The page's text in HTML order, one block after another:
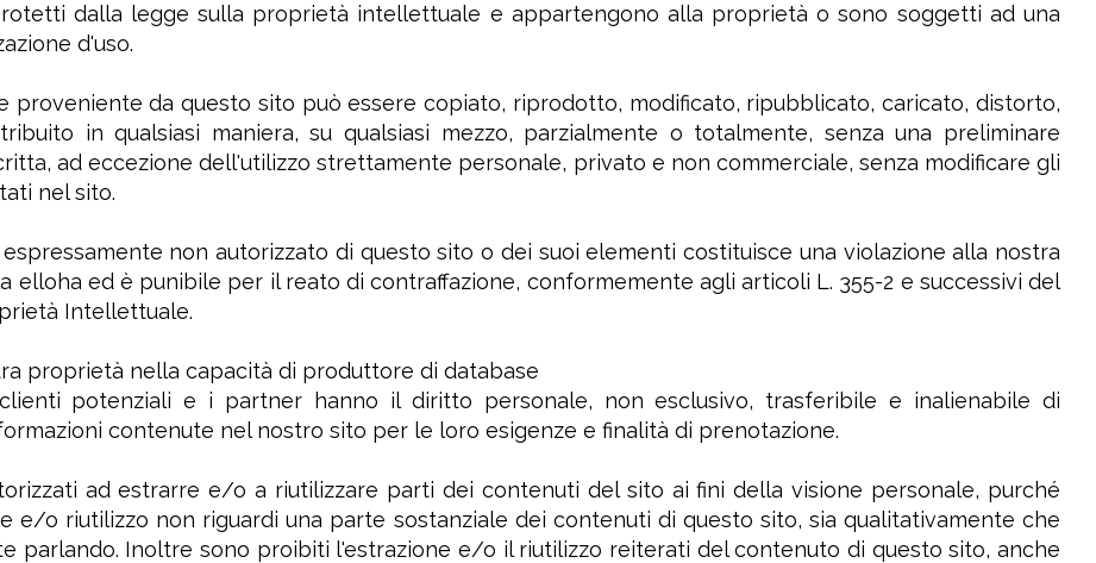
dalla legge sulla proprietà intellettuale e appartengono alla proprietà o sono soggetti ad una
d'uso.
proveniente da questo sito può essere copiato, riprodotto, modificato, ripubblicato, caricato, distorto,
in qualsiasi maniera, su qualsiasi mezzo, parzialmente o totalmente, senza una preliminare
ad eccezione dell'utilizzo strettamente personale, privato e non commerciale, senza modificare gli
nel sito.
espressamente non autorizzato di questo sito o dei suoi elementi costituisce una violazione alla nostra
elloha ed è punibile per il reato di contraffazione, conformemente agli articoli L. 355-2 e successivi del
Intellettuale.
proprietà nella capacità di produttore di database
potenziali e i partner hanno il diritto personale, non esclusivo, trasferibile e inalienabile di
contenute nel nostro sito per le loro esigenze e finalità di prenotazione.
ad estrarre e/o a riutilizzare parti dei contenuti del sito ai fini della visione personale, purché
e/o riutilizzo non riguardi una parte sostanziale dei contenuti di questo sito, sia qualitativamente che
parlando. Inoltre sono proibiti l'estrazione e/o il riutilizzo reiterati del contenuto di questo sito, anche